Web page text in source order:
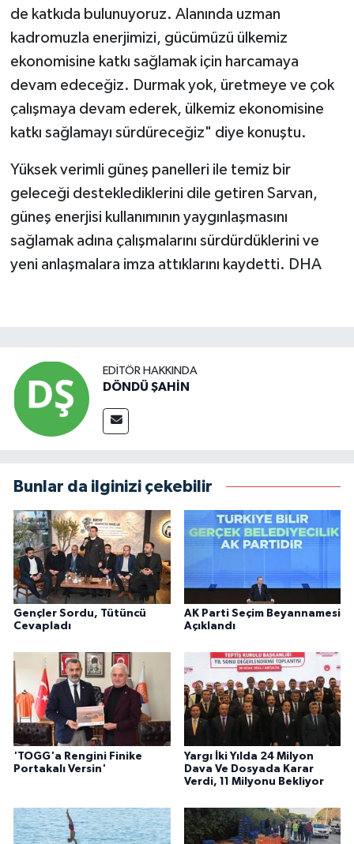
de katkıda bulunuyoruz. Alanında uzman
kadromuzla enerjimizi, gücümüzü ülkemiz
ekonomisine katkı sağlamak için harcamaya
devam edeceğiz. Durmak yok, üretmeye ve çok
çalışmaya devam ederek, ülkemiz ekonomisine
katkı sağlamayı sürdüreceğiz" diye konuştu.
Yüksek verimli güneş panelleri ile temiz bir
geleceği desteklediklerini dile getiren Sarvan,
güneş enerjisi kullanımının yaygınlaşmasını
sağlamak adına çalışmalarını sürdürdüklerini ve
yeni anlaşmalara imza attıklarını kaydetti. DHA
EDITÖR HAKKINDA
DÖNDÜ ŞAHİN
Bunlar da ilginizi çekebilir
Gençler Sordu, Tütüncü
Cevapladı
AK Parti Seçim Beyannamesi
Açıklandı
'TOGG'a Rengini Finike
Portakalı Versin'
Yargı İki Yılda 24 Milyon
Dava Ve Dosyada Karar
Verdi, 11 Milyonu Bekliyor